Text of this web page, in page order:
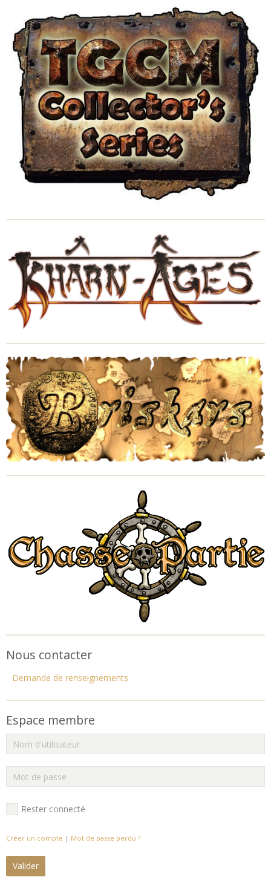
Nous contacter
Demande de renseignements
Espace membre
Rester connecté
Créer un compte | Mot de passe perdu ?
Valider